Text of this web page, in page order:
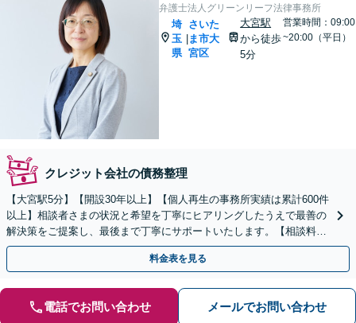
弁護士法人グリーンリーフ法律事務所
埼
玉
県
さいた
ま市大
宮区
大宮駅
から徒歩
5分
営業時間：09:00
~20:00（平日）
クレジット会社の債務整理
【大宮駅5分】【開設30年以上】【個人再生の事務所実績は累計600件
以上】相談者さまの状況と希望を丁寧にヒアリングしたうえで最善の
解決策をご提案し、最後まで丁寧にサポートいたします。【相談料無
料】【電話相談可】【休日・夜間対応】
料金表を見る
電話でお問い合わせ メールでお問い合わせ